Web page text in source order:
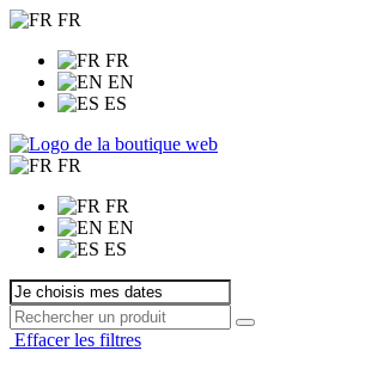
FR
FR
EN
ES
FR
FR
EN
ES
Effacer les filtres